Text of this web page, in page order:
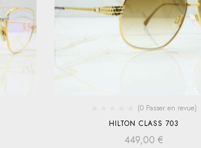
(0 Passer en revue)
HILTON CLASS 703
449,00 €